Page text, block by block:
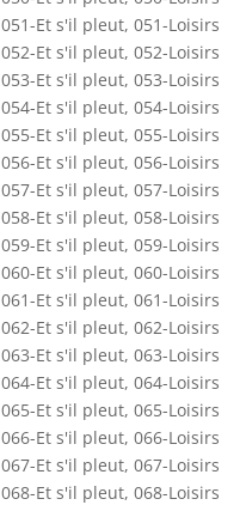
051-Et s'il pleut, 051-Loisirs
052-Et s'il pleut, 052-Loisirs
053-Et s'il pleut, 053-Loisirs
054-Et s'il pleut, 054-Loisirs
055-Et s'il pleut, 055-Loisirs
056-Et s'il pleut, 056-Loisirs
057-Et s'il pleut, 057-Loisirs
058-Et s'il pleut, 058-Loisirs
059-Et s'il pleut, 059-Loisirs
060-Et s'il pleut, 060-Loisirs
061-Et s'il pleut, 061-Loisirs
062-Et s'il pleut, 062-Loisirs
063-Et s'il pleut, 063-Loisirs
064-Et s'il pleut, 064-Loisirs
065-Et s'il pleut, 065-Loisirs
066-Et s'il pleut, 066-Loisirs
067-Et s'il pleut, 067-Loisirs
068-Et s'il pleut, 068-Loisirs